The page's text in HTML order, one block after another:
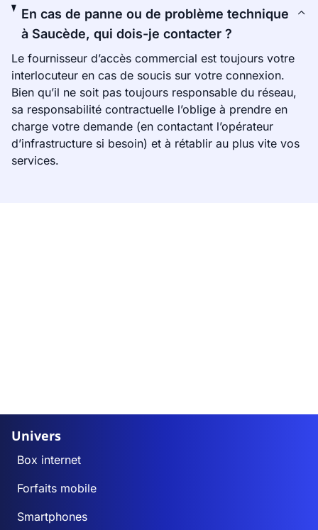
En cas de panne ou de problème technique
à Saucède, qui dois-je contacter ?
Le fournisseur d’accès commercial est toujours votre
interlocuteur en cas de soucis sur votre connexion.
Bien qu’il ne soit pas toujours responsable du réseau,
sa responsabilité contractuelle l’oblige à prendre en
charge votre demande (en contactant l’opérateur
d’infrastructure si besoin) et à rétablir au plus vite vos
services.
Univers
Box internet
Forfaits mobile
Smartphones